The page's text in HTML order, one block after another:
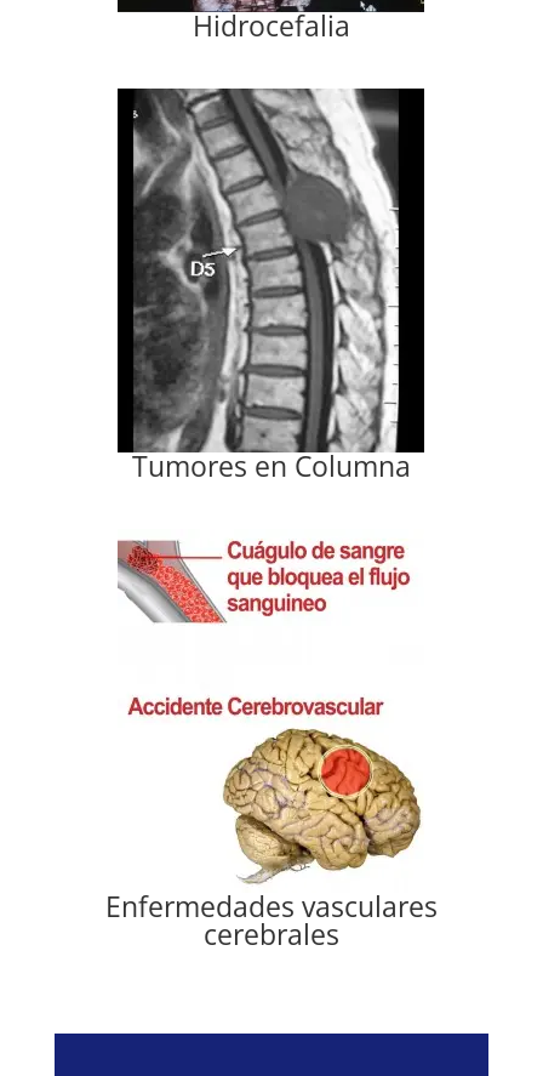
Hidrocefalia
Tumores en Columna
Enfermedades vasculares
cerebrales